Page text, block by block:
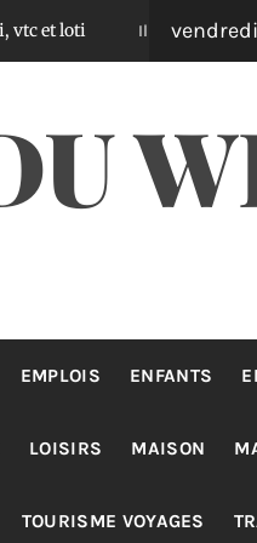
Il y a 2 jours
EMPLOIS ENFANTS
LOISIRS MAISON
TOURISME VOYAGES